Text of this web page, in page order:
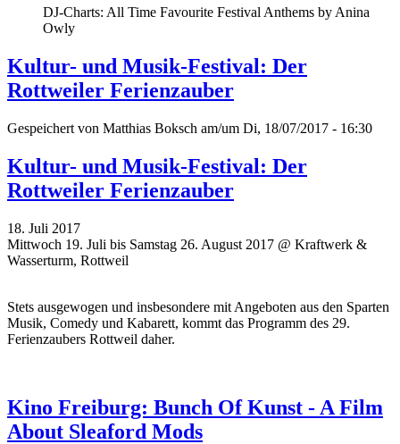
DJ-Charts: All Time Favourite Festival Anthems by Anina
Owly
Kultur- und Musik-Festival: Der
Rottweiler Ferienzauber
Gespeichert von Matthias Boksch am/um Di, 18/07/2017 - 16:30
Kultur- und Musik-Festival: Der
Rottweiler Ferienzauber
18. Juli 2017
Mittwoch 19. Juli bis Samstag 26. August 2017 @ Kraftwerk &
Wasserturm, Rottweil
Stets ausgewogen und insbesondere mit Angeboten aus den Sparten
Musik, Comedy und Kabarett, kommt das Programm des 29.
Ferienzaubers Rottweil daher.
Kino Freiburg: Bunch Of Kunst - A Film
About Sleaford Mods